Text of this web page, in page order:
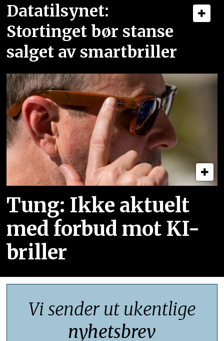
Datatilsynet:
Stortinget bør stanse
salget av smartbriller
Tung: Ikke aktuelt
med forbud mot KI-
briller
Vi sender ut ukentlige
nyhetsbrev